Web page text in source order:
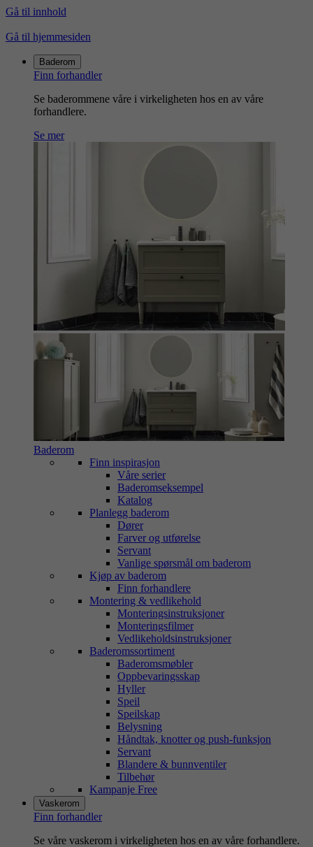
Gå til innhold
Gå til hjemmesiden
Baderom
Finn forhandler
Se baderommene våre i virkeligheten hos en av våre
forhandlere.
Se mer
Baderom
Finn inspirasjon
Våre serier
Baderomseksempel
Katalog
Planlegg baderom
Dører
Farver og utførelse
Servant
Vanlige spørsmål om baderom
Kjøp av baderom
Finn forhandlere
Montering & vedlikehold
Monteringsinstruksjoner
Monteringsfilmer
Vedlikeholdsinstruksjoner
Baderomssortiment
Baderomsmøbler
Oppbevaringsskap
Hyller
Speil
Speilskap
Belysning
Håndtak, knotter og push-funksjon
Servant
Blandere & bunnventiler
Tilbehør
Kampanje Free
Vaskerom
Finn forhandler
Se våre vaskerom i virkeligheten hos en av våre forhandlere.